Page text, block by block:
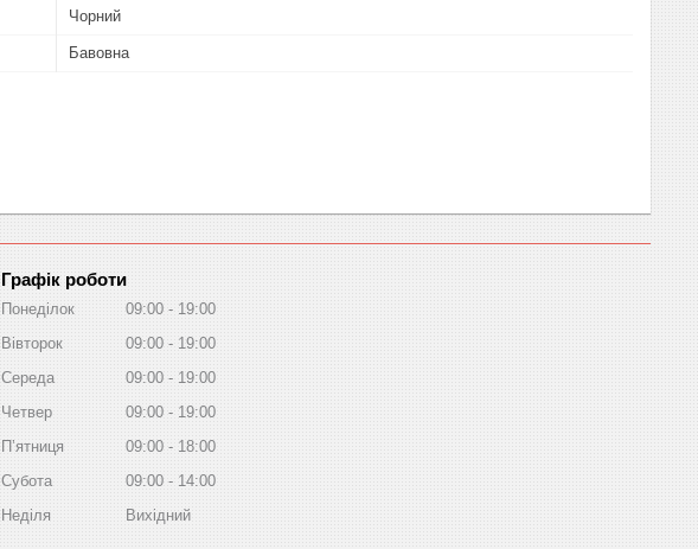
Чорний
Бавовна
Графік роботи
Понеділок 09:00
19:00
Вівторок
09:00
19:00
Середа
09:00
19:00
Четвер
09:00
19:00
Пʼятниця
09:00
18:00
Субота
09:00
14:00
Неділя
Вихідний